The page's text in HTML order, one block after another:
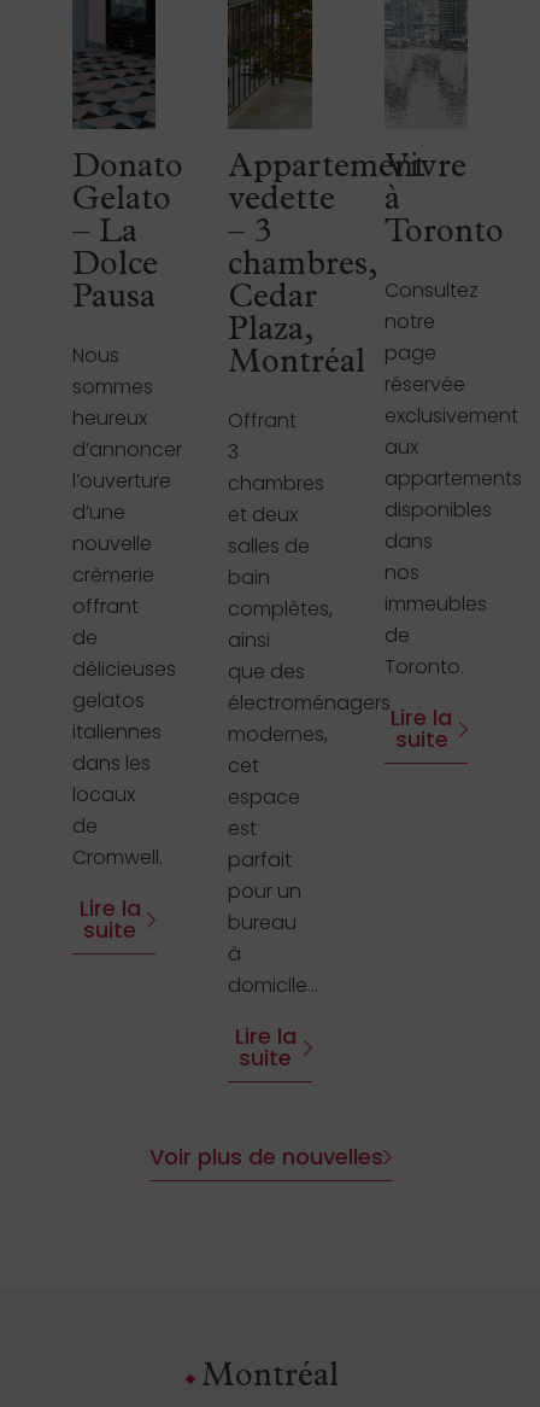
Donato
Gelato
– La
Dolce
Pausa
Nous
sommes
heureux
d’annoncer
l’ouverture
d’une
nouvelle
crèmerie
offrant
de
délicieuses
gelatos
italiennes
dans les
locaux
de
Cromwell.
Lire la
suite
Appartement
vedette
– 3
chambres,
Cedar
Plaza,
Montréal
Offrant
3
chambres
et deux
salles de
bain
complètes,
ainsi
que des
électroménagers
modernes,
cet
espace
est
parfait
pour un
bureau
à
domicile...
Lire la
suite
Vivre
à
Toronto
Consultez
notre
page
réservée
exclusivement
aux
appartements
disponibles
dans
nos
immeubles
de
Toronto.
Lire la
suite
Voir plus de nouvelles
Montréal